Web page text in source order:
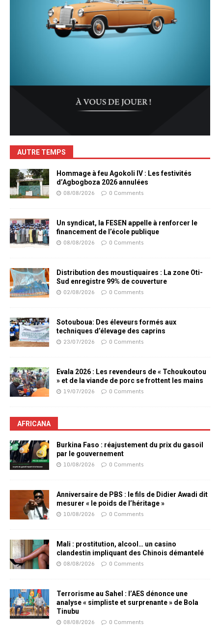
AUTRE TEMPS
Hommage à feu Agokoli IV : Les festivités
d’Agbogboza 2026 annulées
08/08/2026 0 Comments
Un syndicat, la FESEN appelle à renforcer le
financement de l’école publique
08/08/2026 0 Comments
Distribution des moustiquaires : La zone Oti-
Sud enregistre 99% de couverture
02/08/2026 0 Comments
Sotouboua: Des éleveurs formés aux
techniques d’élevage des caprins
23/07/2026 0 Comments
Evala 2026 : Les revendeurs de « Tchoukoutou
» et de la viande de porc se frottent les mains
19/07/2026 0 Comments
AFRICANA
Burkina Faso : réajustement du prix du gasoil
par le gouvernement
10/08/2026 0 Comments
Anniversaire de PBS : le fils de Didier Awadi dit
mesurer « le poids de l’héritage »
10/08/2026 0 Comments
Mali : prostitution, alcool… un casino
clandestin impliquant des Chinois démantelé
08/08/2026 0 Comments
Terrorisme au Sahel : l’AES dénonce une
analyse « simpliste et surprenante » de Bola
Tinubu
08/08/2026 0 Comments